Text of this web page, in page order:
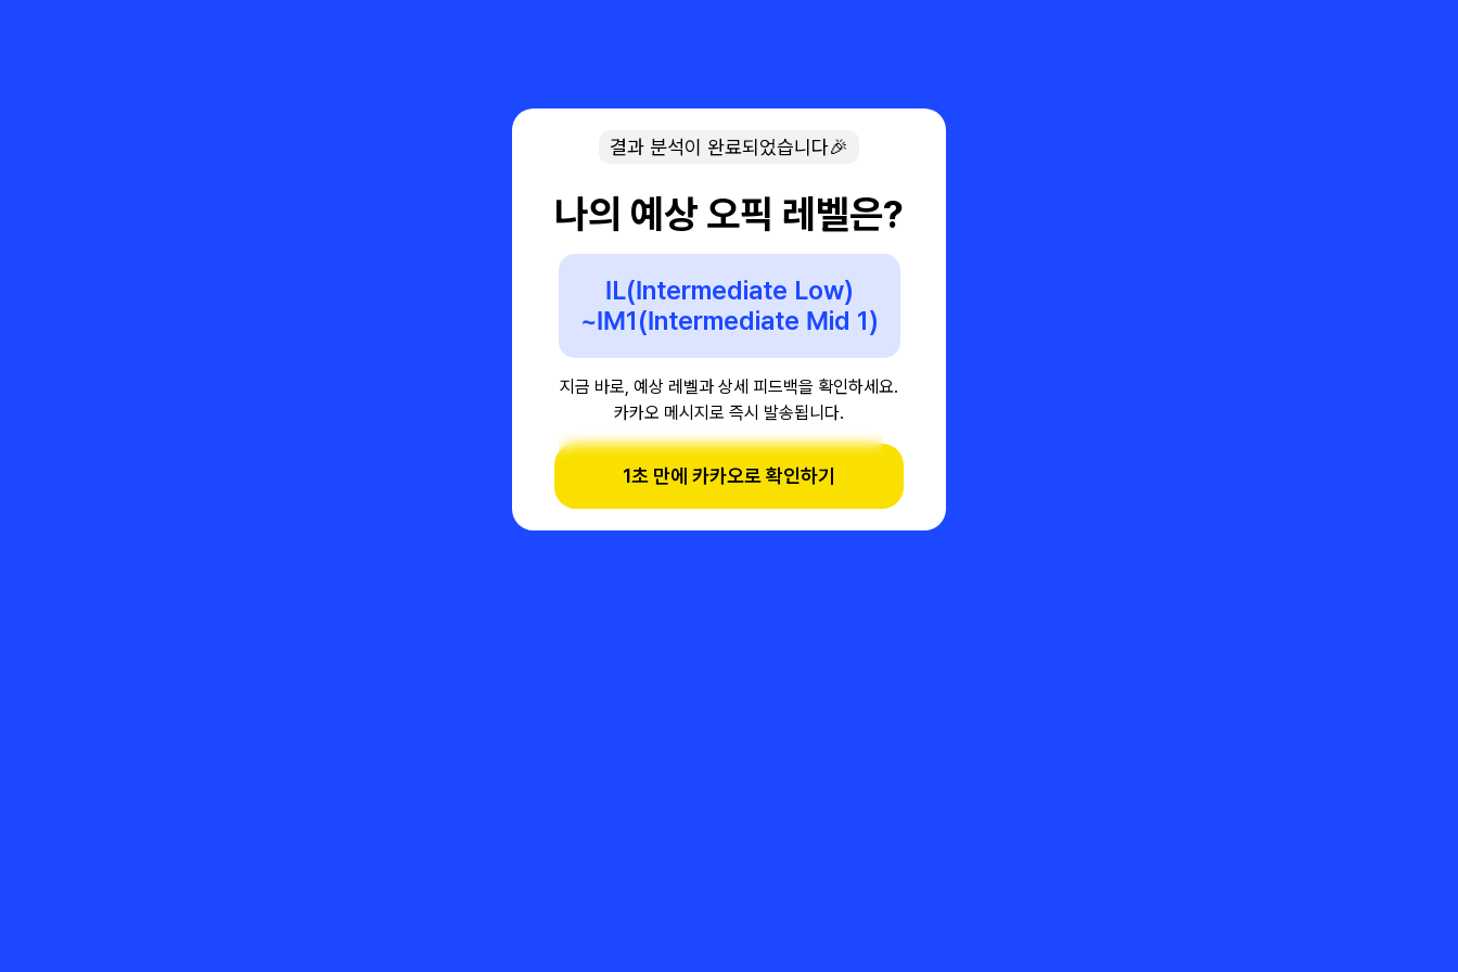
결과 분석이 완료되었습니다🎉
나의 예상 오픽 레벨은?
IL(Intermediate Low)
~IM1(Intermediate Mid 1)
지금 바로, 예상 레벨과 상세 피드백을 확인하세요.
카카오 메시지로 즉시 발송됩니다.
1초 만에 카카오로 확인하기